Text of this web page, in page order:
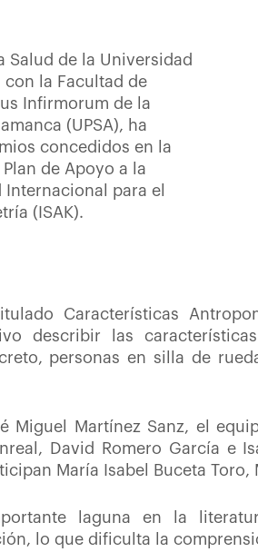
Salud de la Universidad
la Facultad de
Infirmorum de la
(UPSA), ha
concedidos en la
de Apoyo a la
Internacional para el
(ISAK).
Características
describir las
personas en silla de
Miguel Martínez Sanz, el
David Romero García e
María Isabel Buceta
laguna en la
lo que dificulta la